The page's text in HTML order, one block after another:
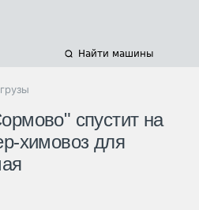
Найти машины
спустит на
химовоз для